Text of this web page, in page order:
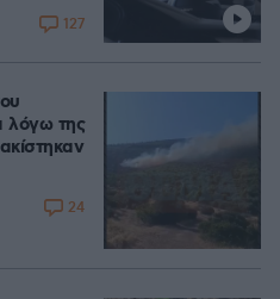
127
λόγω της
24